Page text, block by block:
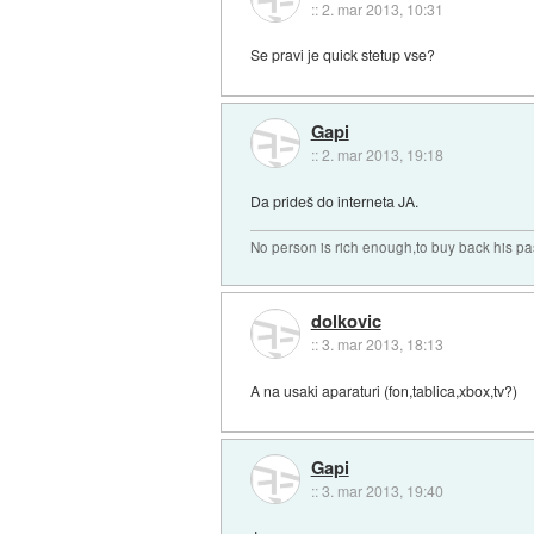
::2. mar 2013, 10:31
Se pravi je quick stetup vse?
Gapi
::2. mar 2013, 19:18
Da prideš do interneta JA.
No person is rich enough,to buy back his
dolkovic
::3. mar 2013, 18:13
A na usaki aparaturi (fon,tablica,xbox,tv?)
Gapi
::3. mar 2013, 19:40